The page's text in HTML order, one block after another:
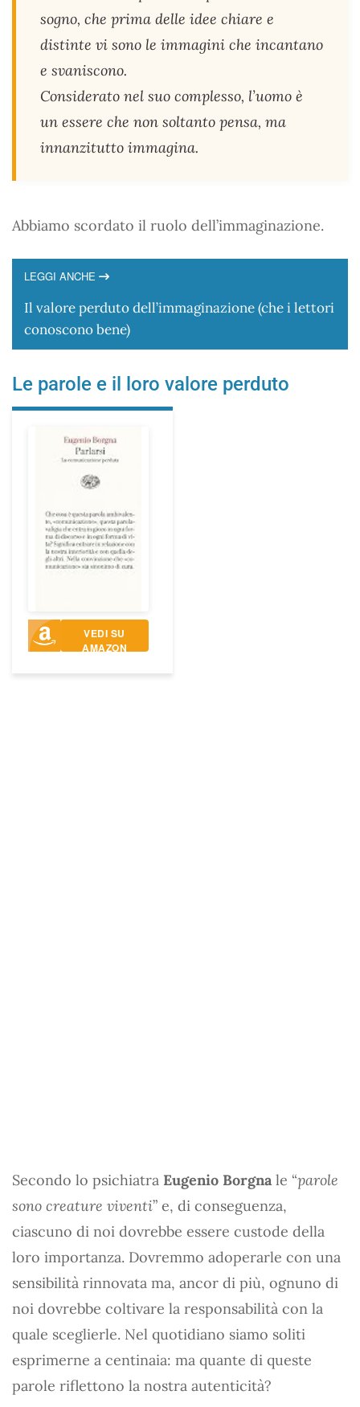
sogno, che prima delle idee chiare e
distinte vi sono le immagini che incantano
e svaniscono.
Considerato nel suo complesso, l’uomo è
un essere che non soltanto pensa, ma
innanzitutto immagina.
Abbiamo scordato il ruolo dell’immaginazione.
LEGGI ANCHE
Il valore perduto dell’immaginazione (che i lettori
conoscono bene)
Le parole e il loro valore perduto
VEDI SU
AMAZON
Secondo lo psichiatra Eugenio Borgna le “parole
sono creature viventi” e, di conseguenza,
ciascuno di noi dovrebbe essere custode della
loro importanza. Dovremmo adoperarle con una
sensibilità rinnovata ma, ancor di più, ognuno di
noi dovrebbe coltivare la responsabilità con la
quale sceglierle. Nel quotidiano siamo soliti
esprimerne a centinaia: ma quante di queste
parole riflettono la nostra autenticità?